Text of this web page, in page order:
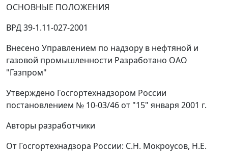
ОСНОВНЫЕ ПОЛОЖЕНИЯ
ВРД 39-1.11-027-2001
Внесено Управлением по надзору в нефтяной и
газовой промышленности Разработано ОАО
"Газпром"
Утверждено Госгортехнадзором России
постановлением № 10-03/46 от "15" января 2001 г.
Авторы разработчики
От Госгортехнадзора России: С.Н. Мокроусов, Н.Е.